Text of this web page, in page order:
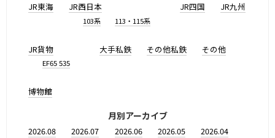
JR東海 JR西日本
103系 113・115系
JR四国 JR九州
JR貨物
EF65 535
大手私鉄 その他私鉄 その他
博物館
月別アーカイブ
2026.08 2026.07 2026.06 2026.05
2026.04